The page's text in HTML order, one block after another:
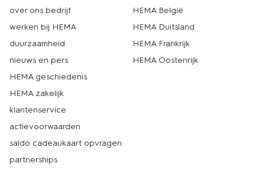
over ons bedrijf
werken bij HEMA
duurzaamheid
nieuws en pers
HEMA geschiedenis
HEMA zakelijk
klantenservice
actievoorwaarden
saldo cadeaukaart opvragen
partnerships
HEMA België
HEMA Duitsland
HEMA Frankrijk
HEMA Oostenrijk